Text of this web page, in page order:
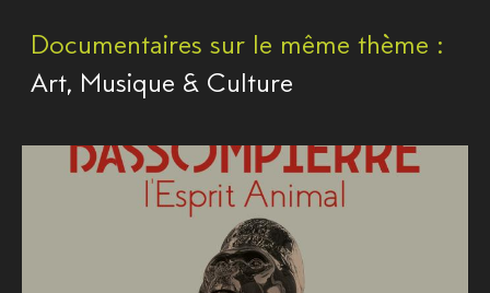
Documentaires sur le même thème :
Art, Musique & Culture